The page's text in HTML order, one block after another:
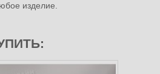
изделие.